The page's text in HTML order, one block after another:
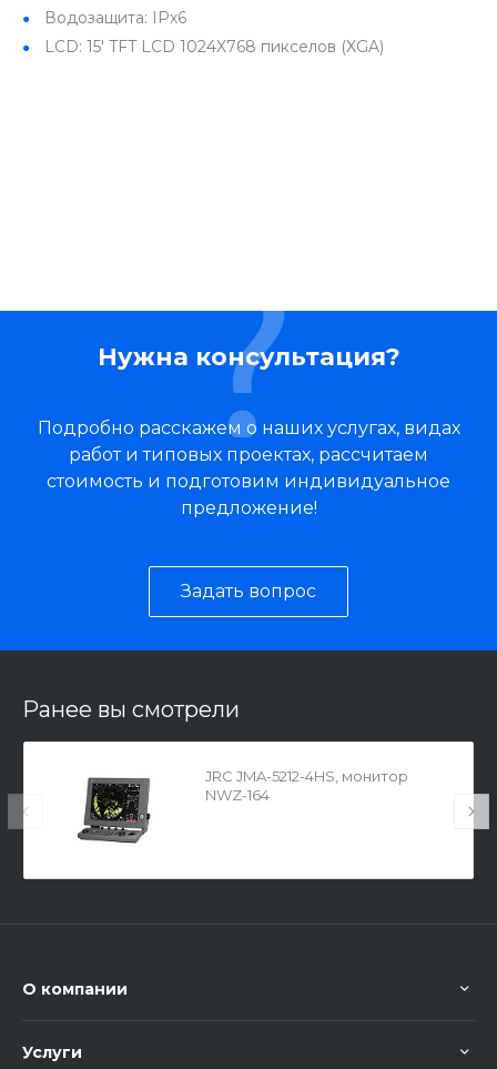
Водозащита: IPx6
LCD: 15' TFT LCD 1024X768 пикселов (XGA)
Нужна консультация?
Подробно расскажем о наших услугах, видах
работ и типовых проектах, рассчитаем
стоимость и подготовим индивидуальное
предложение!
Задать вопрос
Ранее вы смотрели
JRC JMA-5212-4HS, монитор
NWZ-164
О компании
Услуги